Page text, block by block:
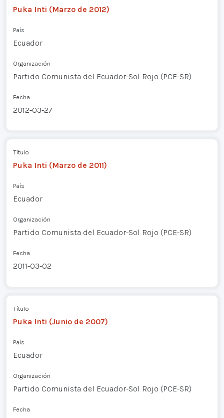
Puka Inti (Marzo de 2012)
País
Ecuador
Organización
Partido Comunista del Ecuador-Sol Rojo (PCE-SR)
Fecha
2012-03-27
Título
Puka Inti (Marzo de 2011)
País
Ecuador
Organización
Partido Comunista del Ecuador-Sol Rojo (PCE-SR)
Fecha
2011-03-02
Título
Puka Inti (Junio de 2007)
País
Ecuador
Organización
Partido Comunista del Ecuador-Sol Rojo (PCE-SR)
Fecha